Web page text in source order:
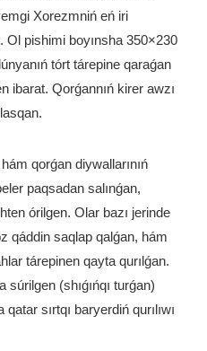
Xorezmniń eń iri
Ol pishimi boyınsha 350×230
tórt tárepine qaraǵan
ibarat. Qorǵannıń kirer awzı
qorǵan diywallarınıń
paqsadan salınǵan,
órilgen. Olar bazı jerinde
qáddin saqlap qalǵan, hám
tárepinen qayta qurılǵan.
súrilgen (shıǵıńqı turǵan)
sırtqı baryerdiń qurılıwı